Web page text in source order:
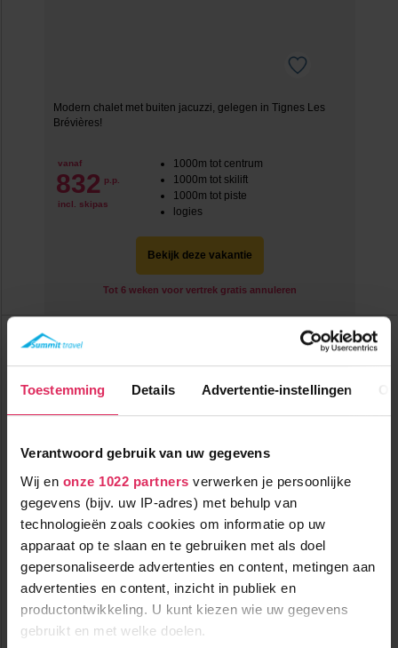
Toestemming Details Advertentie-instellingen
Verantwoord gebruik van uw gegevens
Wij en onze 1022 partners verwerken je persoonlijke
gegevens (bijv. uw IP-adres) met behulp van
technologieën zoals cookies om informatie op uw
apparaat op te slaan en te gebruiken met als doel
gepersonaliseerde advertenties en content, metingen aan
advertenties en content, inzicht in publiek en
productontwikkeling. U kunt kiezen wie uw gegevens
gebruikt en met welke doelen.
Modern chalet met buiten jacuzzi, gelegen in Tignes Les
Brévières!
vanaf
832 p.p.
incl. skipas
1000m tot centrum
1000m tot skilift
1000m tot piste
logies
Bekijk deze vakantie
Tot 6 weken voor vertrek gratis annuleren
Frankrijk
Clubhotel o.b.v. volpension en met ideale ligging in Val
Thorens!
463
150m tot centrum
100m tot skilift
10m tot piste
8